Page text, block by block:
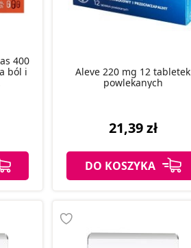
400
ból i
Aleve 220 mg 12 tabletek
powlekanych
21,39 zł
DO KOSZYKA